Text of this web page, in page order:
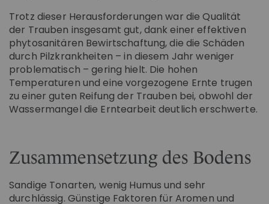
Trotz dieser Herausforderungen war die Qualität
der Trauben insgesamt gut, dank einer effektiven
phytosanitären Bewirtschaftung, die die Schäden
durch Pilzkrankheiten – in diesem Jahr weniger
problematisch – gering hielt. Die hohen
Temperaturen und eine vorgezogene Ernte trugen
zu einer guten Reifung der Trauben bei, obwohl der
Wassermangel die Erntearbeit deutlich erschwerte.
Zusammensetzung des Bodens
Sandige Tonarten, wenig Humus und sehr
durchlässig. Günstige Faktoren für Aromen und